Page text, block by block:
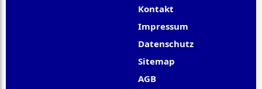
Kontakt
Impressum
Datenschutz
Sitemap
AGB